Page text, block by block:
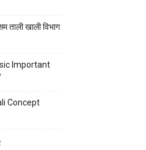
खाली विभाग
Important
Concept